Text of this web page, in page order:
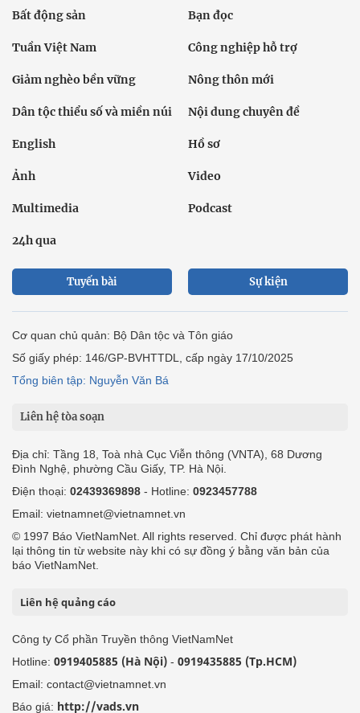
Bất động sản Bạn đọc
Tuần Việt Nam Công nghiệp hỗ trợ
Giảm nghèo bền vững Nông thôn mới
Dân tộc thiểu số và miền núi Nội dung chuyên đề
English Hồ sơ
Ảnh Video
Multimedia Podcast
24h qua
Tuyến bài Sự kiện
Cơ quan chủ quản: Bộ Dân tộc và Tôn giáo
Số giấy phép: 146/GP-BVHTTDL, cấp ngày 17/10/2025
Tổng biên tập: Nguyễn Văn Bá
Liên hệ tòa soạn
Địa chỉ: Tầng 18, Toà nhà Cục Viễn thông (VNTA), 68 Dương
Đình Nghệ, phường Cầu Giấy, TP. Hà Nội.
Điện thoại: 02439369898 - Hotline: 0923457788
Email: vietnamnet@vietnamnet.vn
© 1997 Báo VietNamNet. All rights reserved. Chỉ được phát hành
lại thông tin từ website này khi có sự đồng ý bằng văn bản của
báo VietNamNet.
Liên hệ quảng cáo
Công ty Cổ phần Truyền thông VietNamNet
Hotline: 0919405885 (Hà Nội) - 0919435885 (Tp.HCM)
Email: contact@vietnamnet.vn
Báo giá: http://vads.vn